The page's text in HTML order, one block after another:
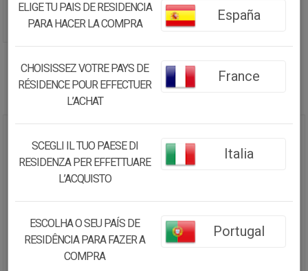
CENTRO MESA MARRÓN
D40X10H CM
Cantidad:
ELIGE TU PAIS DE RESIDENCIA
PARA HACER LA COMPRA
España
CHOISISSEZ VOTRE PAYS DE
RÉSIDENCE POUR EFFECTUER
L’ACHAT
France
SCEGLI IL TUO PAESE DI
RESIDENZA PER EFFETTUARE
L’ACQUISTO
Italia
ESCOLHA O SEU PAÍS DE
RESIDÊNCIA PARA FAZER A
COMPRA
Portugal